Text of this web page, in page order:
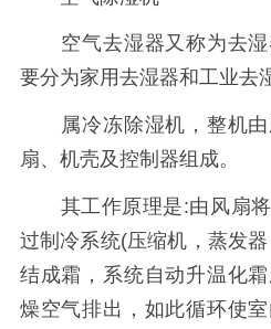
空气去湿器又称为去湿
要分为家用去湿器和工业去
属冷冻除湿机，整机由
扇、机壳及控制器组成。
其工作原理是:由风扇将
过制冷系统(压缩机，蒸发
结成霜，系统自动升温化
燥空气排出，如此循环使